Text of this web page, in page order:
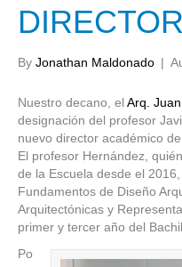
DIRECTOR
By Jonathan Maldonado |
Nuestro decano, el Arq.
designación del profesor
nuevo director académico
El profesor Hernández,
de la Escuela desde el
Fundamentos de Diseño
Arquitectónicas y
primer y tercer año del
Po